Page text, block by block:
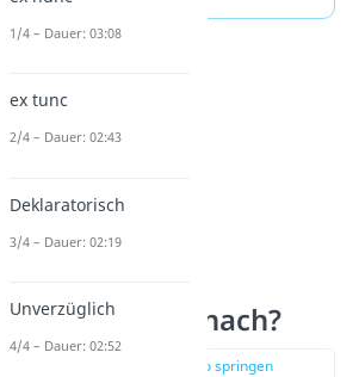
Was passiert danach?
zur Stelle im Video springen
1/4 – Dauer: 03:08
ex tunc
2/4 – Dauer: 02:43
Deklaratorisch
3/4 – Dauer: 02:19
Unverzüglich
4/4 – Dauer: 02:52